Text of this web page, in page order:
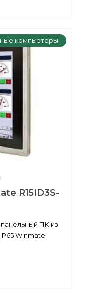
компьютеры
R15ID3S-
ПК из
Winmate